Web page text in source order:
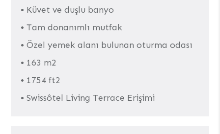
• Küvet ve duşlu banyo
• Tam donanımlı mutfak
• Özel yemek alanı bulunan oturma odası
• 163 m2
• 1754 ft2
• Swissôtel Living Terrace Erişimi